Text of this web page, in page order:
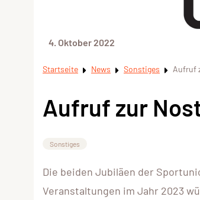
4. Oktober 2022
Startseite News Sonstiges Aufruf
Aufruf zur
Sonstiges
Die beiden Jubiläen der
Veranstaltungen im Jahr 2023